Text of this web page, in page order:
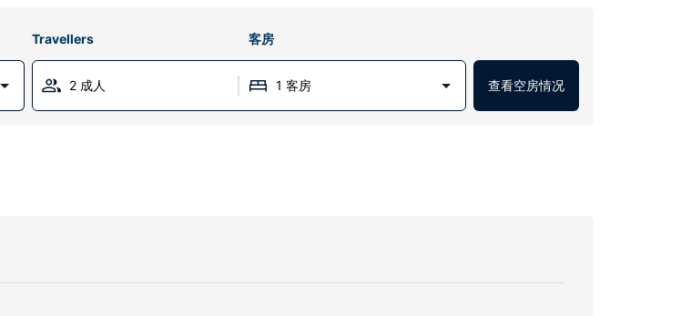
Travellers 客房
2 成人 1 客房 查看空房情况